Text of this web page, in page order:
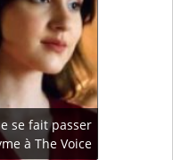
se fait passer
à The Voice